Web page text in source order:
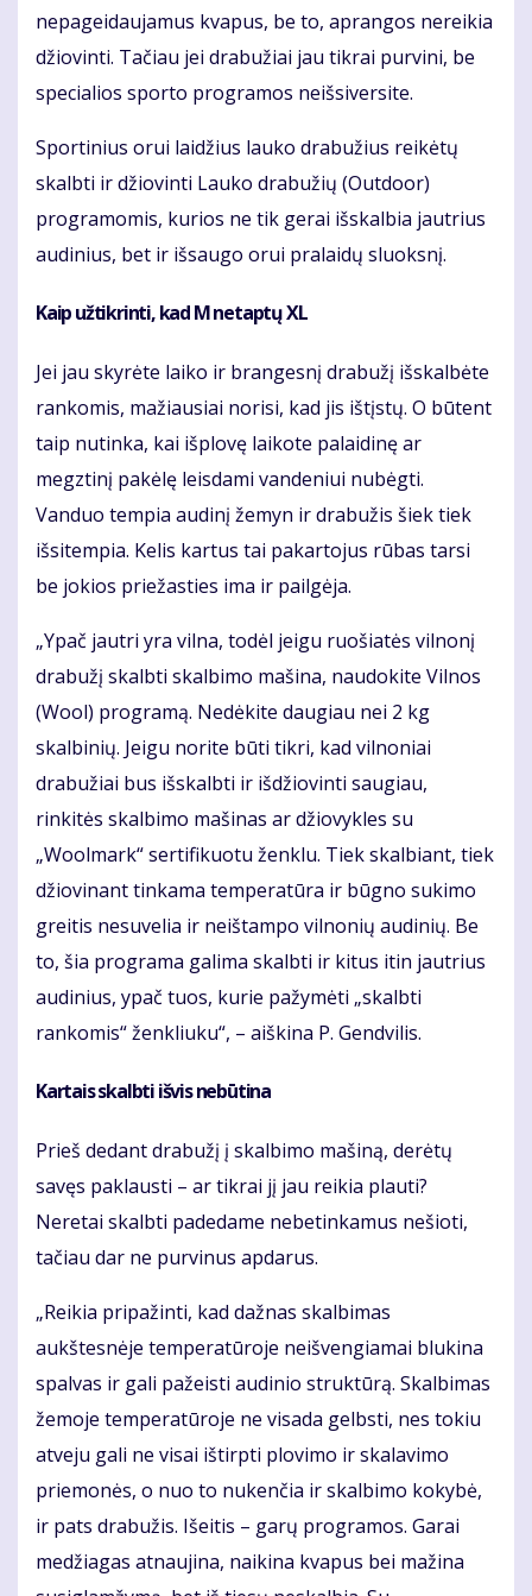
nepageidaujamus kvapus, be to, aprangos nereikia
džiovinti. Tačiau jei drabužiai jau tikrai purvini, be
specialios sporto programos neišsiversite.
Sportinius orui laidžius lauko drabužius reikėtų
skalbti ir džiovinti Lauko drabužių (Outdoor)
programomis, kurios ne tik gerai išskalbia jautrius
audinius, bet ir išsaugo orui pralaidų sluoksnį.
Kaip užtikrinti, kad M netaptų XL
Jei jau skyrėte laiko ir brangesnį drabužį išskalbėte
rankomis, mažiausiai norisi, kad jis ištįstų. O būtent
taip nutinka, kai išplovę laikote palaidinę ar
megztinį pakėlę leisdami vandeniui nubėgti.
Vanduo tempia audinį žemyn ir drabužis šiek tiek
išsitempia. Kelis kartus tai pakartojus rūbas tarsi
be jokios priežasties ima ir pailgėja.
„Ypač jautri yra vilna, todėl jeigu ruošiatės vilnonį
drabužį skalbti skalbimo mašina, naudokite Vilnos
(Wool) programą. Nedėkite daugiau nei 2 kg
skalbinių. Jeigu norite būti tikri, kad vilnoniai
drabužiai bus išskalbti ir išdžiovinti saugiau,
rinkitės skalbimo mašinas ar džiovykles su
„Woolmark“ sertifikuotu ženklu. Tiek skalbiant, tiek
džiovinant tinkama temperatūra ir būgno sukimo
greitis nesuvelia ir neištampo vilnonių audinių. Be
to, šia programa galima skalbti ir kitus itin jautrius
audinius, ypač tuos, kurie pažymėti „skalbti
rankomis“ ženkliuku“, – aiškina P. Gendvilis.
Kartais skalbti išvis nebūtina
Prieš dedant drabužį į skalbimo mašiną, derėtų
savęs paklausti – ar tikrai jį jau reikia plauti?
Neretai skalbti padedame nebetinkamus nešioti,
tačiau dar ne purvinus apdarus.
„Reikia pripažinti, kad dažnas skalbimas
aukštesnėje temperatūroje neišvengiamai blukina
spalvas ir gali pažeisti audinio struktūrą. Skalbimas
žemoje temperatūroje ne visada gelbsti, nes tokiu
atveju gali ne visai ištirpti plovimo ir skalavimo
priemonės, o nuo to nukenčia ir skalbimo kokybė,
ir pats drabužis. Išeitis – garų programos. Garai
medžiagas atnaujina, naikina kvapus bei mažina